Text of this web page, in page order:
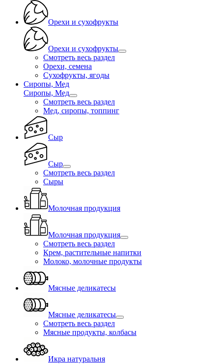
Орехи и сухофрукты
Орехи и сухофрукты
Смотреть весь раздел
Орехи, семена
Сухофрукты, ягоды
Сиропы, Мед
Сиропы, Мед
Смотреть весь раздел
Мед, сиропы, топпинг
Сыр
Сыр
Смотреть весь раздел
Сыры
Молочная продукция
Молочная продукция
Смотреть весь раздел
Крем, растительные напитки
Молоко, молочные продукты
Мясные деликатесы
Мясные деликатесы
Смотреть весь раздел
Мясные продукты, колбасы
Икра натуральня